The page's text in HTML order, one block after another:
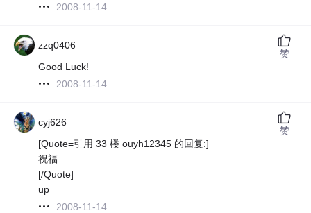
2008-11-14
zzq0406
Good Luck!
2008-11-14
赞
cyj626
[Quote=引用 33 楼 ouyh12345 的回复:]
祝福
[/Quote]
up
2008-11-14
赞